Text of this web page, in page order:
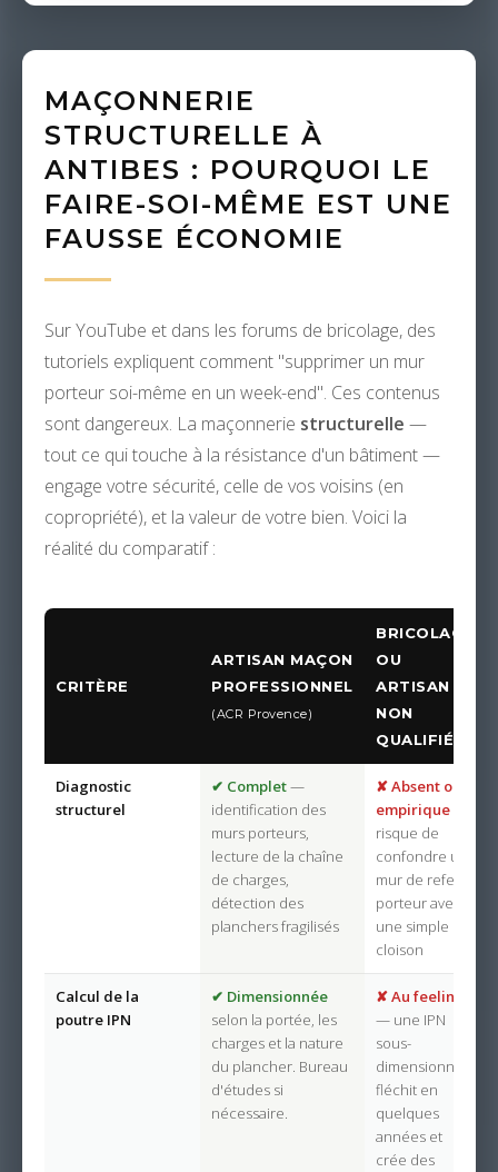
MAÇONNERIE
STRUCTURELLE À
ANTIBES : POURQUOI LE
FAIRE-SOI-MÊME EST UNE
FAUSSE ÉCONOMIE
Sur YouTube et dans les forums de bricolage, des
tutoriels expliquent comment "supprimer un mur
porteur soi-même en un week-end". Ces contenus
sont dangereux. La maçonnerie structurelle —
tout ce qui touche à la résistance d'un bâtiment —
engage votre sécurité, celle de vos voisins (en
copropriété), et la valeur de votre bien. Voici la
réalité du comparatif :
CRITÈRE
ARTISAN MAÇON
PROFESSIONNEL
(ACR Provence)
BRICOLAGE
OU
ARTISAN
NON
QUALIFIÉ
Diagnostic
structurel
✔ Complet—
identification des
murs porteurs,
lecture de la chaîne
de charges,
détection des
planchers fragilisés
✘ Absent ou
empirique
risque de
confondre un
mur de refend
porteur avec
une simple
cloison
Calcul de la
poutre IPN
✔ Dimensionnée
selon la portée, les
charges et la nature
du plancher. Bureau
d'études si
nécessaire.
✘ Au feeling
— une IPN
sous-
dimensionnée
fléchit en
quelques
années et
crée des